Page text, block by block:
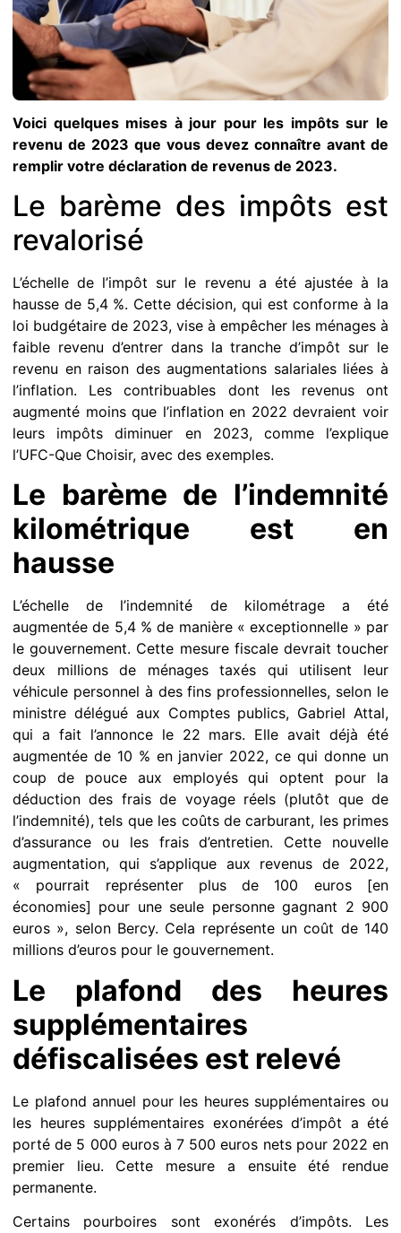
Voici quelques mises à jour pour les impôts sur le
revenu de 2023 que vous devez connaître avant de
remplir votre déclaration de revenus de 2023.
Le barème des impôts est
revalorisé
L’échelle de l’impôt sur le revenu a été ajustée à la
hausse de 5,4 %. Cette décision, qui est conforme à la
loi budgétaire de 2023, vise à empêcher les ménages à
faible revenu d’entrer dans la tranche d’impôt sur le
revenu en raison des augmentations salariales liées à
l’inflation. Les contribuables dont les revenus ont
augmenté moins que l’inflation en 2022 devraient voir
leurs impôts diminuer en 2023, comme l’explique
l’UFC-Que Choisir, avec des exemples.
Le barème de l’indemnité
kilométrique est en
hausse
L’échelle de l’indemnité de kilométrage a été
augmentée de 5,4 % de manière « exceptionnelle » par
le gouvernement. Cette mesure fiscale devrait toucher
deux millions de ménages taxés qui utilisent leur
véhicule personnel à des fins professionnelles, selon le
ministre délégué aux Comptes publics, Gabriel Attal,
qui a fait l’annonce le 22 mars. Elle avait déjà été
augmentée de 10 % en janvier 2022, ce qui donne un
coup de pouce aux employés qui optent pour la
déduction des frais de voyage réels (plutôt que de
l’indemnité), tels que les coûts de carburant, les primes
d’assurance ou les frais d’entretien. Cette nouvelle
augmentation, qui s’applique aux revenus de 2022,
« pourrait représenter plus de 100 euros [en
économies] pour une seule personne gagnant 2 900
euros », selon Bercy. Cela représente un coût de 140
millions d’euros pour le gouvernement.
Le plafond des heures
supplémentaires
défiscalisées est relevé
Le plafond annuel pour les heures supplémentaires ou
les heures supplémentaires exonérées d’impôt a été
porté de 5 000 euros à 7 500 euros nets pour 2022 en
premier lieu. Cette mesure a ensuite été rendue
permanente.
Certains pourboires sont exonérés d’impôts. Les